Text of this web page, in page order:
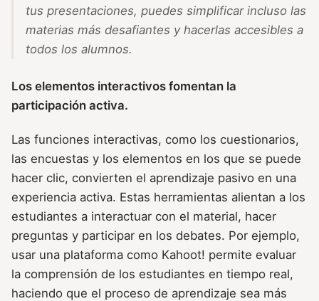
tus presentaciones, puedes simplificar incluso las
materias más desafiantes y hacerlas accesibles a
todos los alumnos.
Los elementos interactivos fomentan la
participación activa.
Las funciones interactivas, como los cuestionarios,
las encuestas y los elementos en los que se puede
hacer clic, convierten el aprendizaje pasivo en una
experiencia activa. Estas herramientas alientan a los
estudiantes a interactuar con el material, hacer
preguntas y participar en los debates. Por ejemplo,
usar una plataforma como Kahoot! permite evaluar
la comprensión de los estudiantes en tiempo real,
haciendo que el proceso de aprendizaje sea más